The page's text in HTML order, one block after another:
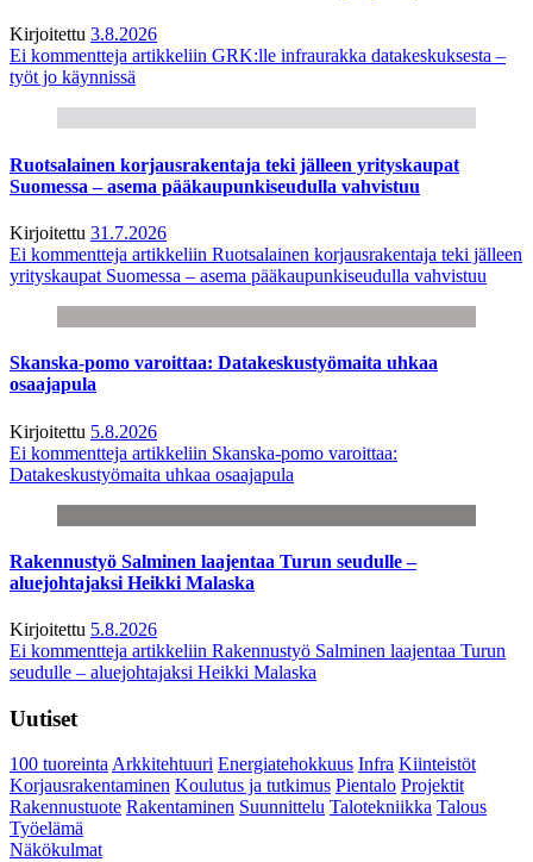
Kirjoitettu 3.8.2026
Ei kommentteja artikkeliin GRK:lle infraurakka datakeskuksesta –
työt jo käynnissä
Ruotsalainen korjausrakentaja teki jälleen yrityskaupat
Suomessa – asema pääkaupunkiseudulla vahvistuu
Kirjoitettu 31.7.2026
Ei kommentteja artikkeliin Ruotsalainen korjausrakentaja teki jälleen
yrityskaupat Suomessa – asema pääkaupunkiseudulla vahvistuu
Skanska-pomo varoittaa: Datakeskustyömaita uhkaa
osaajapula
Kirjoitettu 5.8.2026
Ei kommentteja artikkeliin Skanska-pomo varoittaa:
Datakeskustyömaita uhkaa osaajapula
Rakennustyö Salminen laajentaa Turun seudulle –
aluejohtajaksi Heikki Malaska
Kirjoitettu 5.8.2026
Ei kommentteja artikkeliin Rakennustyö Salminen laajentaa Turun
seudulle – aluejohtajaksi Heikki Malaska
Uutiset
100 tuoreintaArkkitehtuuri Energiatehokkuus Infra Kiinteistöt
Korjausrakentaminen Koulutus ja tutkimus Pientalo Projektit
Rakennustuote Rakentaminen Suunnittelu Talotekniikka Talous
Työelämä
Näkökulmat